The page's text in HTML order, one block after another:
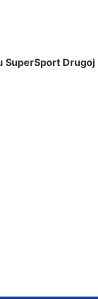
SuperSport